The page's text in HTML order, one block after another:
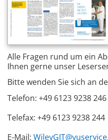
Alle Fragen rund um ein
Ihnen gerne unser
Bitte wenden Sie sich an
Telefon: +49 6123 9238 246
Telefax: +49 6123 9238 244
E-Mail: